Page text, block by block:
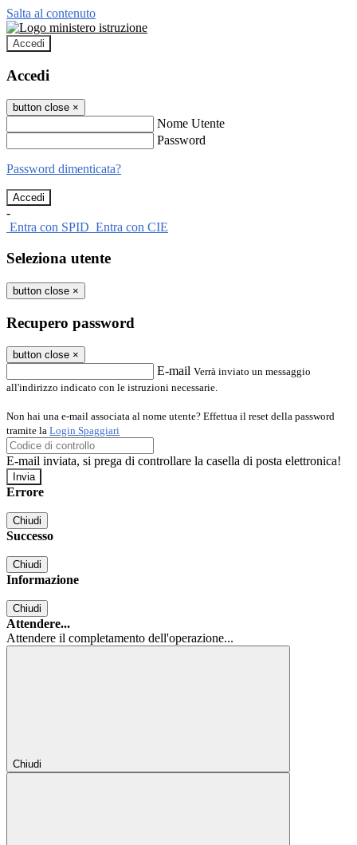
Salta al contenuto
Accedi
Accedi
button close ×
Nome Utente
Password
Password dimenticata?
-
Entra con SPID Entra con CIE
Seleziona utente
button close ×
Recupero password
button close ×
E-mail Verrà inviato un messaggio
all'indirizzo indicato con le istruzioni necessarie.
Non hai una e-mail associata al nome utente? Effettua il reset della password
tramite la Login Spaggiari
E-mail inviata, si prega di controllare la casella di posta elettronica!
Errore
Chiudi
Successo
Chiudi
Informazione
Chiudi
Attendere...
Attendere il completamento dell'operazione...
Chiudi